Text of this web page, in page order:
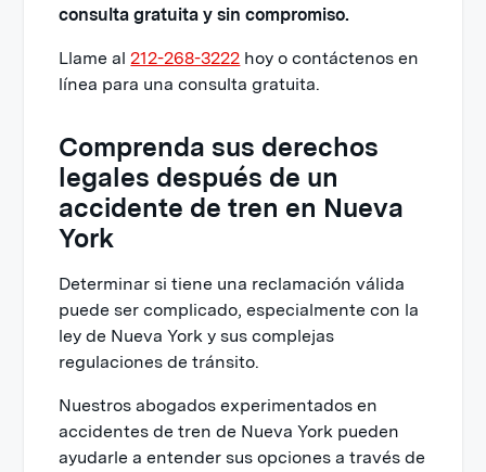
consulta gratuita y sin compromiso.
Llame al212-268-3222 hoy o contáctenos en
línea para una consulta gratuita.
Comprenda sus derechos
legales después de un
accidente de tren en Nueva
York
Determinar si tiene una reclamación válida
puede ser complicado, especialmente con la
ley de Nueva York y sus complejas
regulaciones de tránsito.
Nuestros abogados experimentados en
accidentes de tren de Nueva York pueden
ayudarle a entender sus opciones a través de